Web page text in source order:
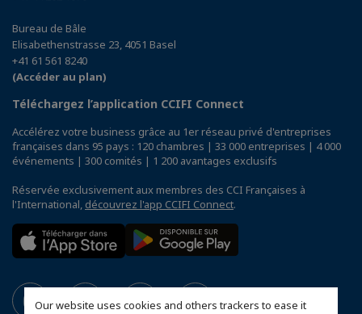
Our website uses cookies and others trackers to ease it
Bureau de Bâle
Elisabethenstrasse 23, 4051 Basel
+41 61 561 8240
(Accéder au plan)
Téléchargez l’application CCIFI Connect
Accélérez votre business grâce au 1er réseau privé d'entreprises
françaises dans 95 pays : 120 chambres | 33 000 entreprises | 4 000
événements | 300 comités | 1 200 avantages exclusifs
Réservée exclusivement aux membres des CCI Françaises à
l'International, découvrez l'app CCIFI Connect.